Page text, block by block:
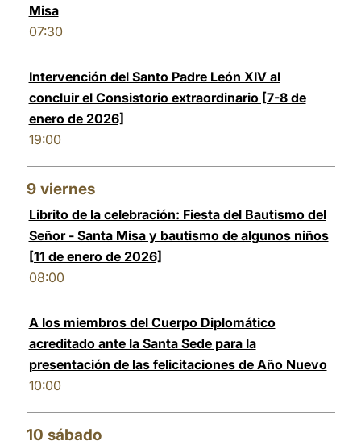
Misa
07:30
Intervención del Santo Padre León XIV al
concluir el Consistorio extraordinario [7-8 de
enero de 2026]
19:00
9 viernes
Librito de la celebración: Fiesta del Bautismo del
Señor - Santa Misa y bautismo de algunos niños
[11 de enero de 2026]
08:00
A los miembros del Cuerpo Diplomático
acreditado ante la Santa Sede para la
presentación de las felicitaciones de Año Nuevo
10:00
10 sábado